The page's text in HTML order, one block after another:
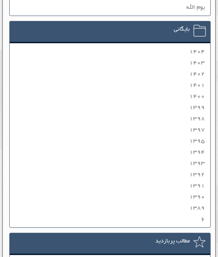
یوم الله
بایگانی
۱۴۰۴
۱۴۰۳
۱۴۰۲
۱۴۰۱
۱۴۰۰
۱۳۹۹
۱۳۹۸
۱۳۹۷
۱۳۹۵
۱۳۹۴
۱۳۹۳
۱۳۹۲
۱۳۹۱
۱۳۹۰
۱۳۸۹
۶
مطالب پربازدید